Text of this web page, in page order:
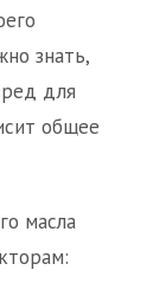
знать,
для
общее
масла